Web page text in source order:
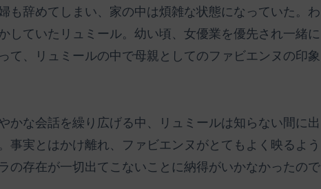
も辞めてしまい、家の中は煩雑な状態になっていた。わ
していたリュミール。幼い頃、女優業を優先され一緒に
て、リュミールの中で母親としてのファビエンヌの印象
かな会話を繰り広げる中、リュミールは知らない間に出
事実とはかけ離れ、ファビエンヌがとてもよく映るよう
の存在が一切出てこないことに納得がいかなかったので